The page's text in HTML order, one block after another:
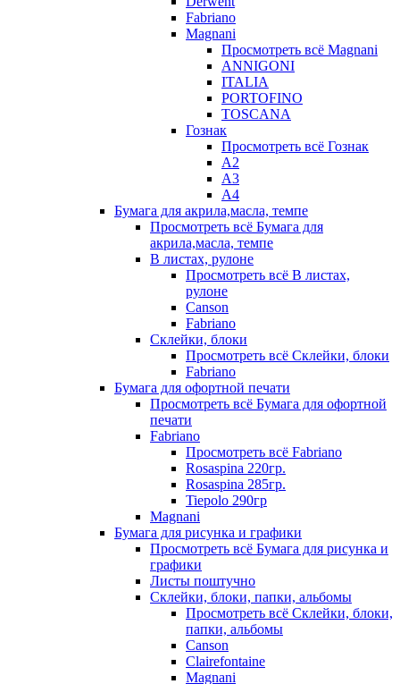
Fabriano
Magnani
Просмотреть всё Magnani
ANNIGONI
ITALIA
PORTOFINO
TOSCANA
Гознак
Просмотреть всё Гознак
А2
А3
А4
Бумага для акрила,масла, темпе
Просмотреть всё Бумага для
акрила,масла, темпе
В листах, рулоне
Просмотреть всё В листах,
рулоне
Canson
Fabriano
Склейки, блоки
Просмотреть всё Склейки, блоки
Fabriano
Бумага для офортной печати
Просмотреть всё Бумага для офортной
печати
Fabriano
Просмотреть всё Fabriano
Rosaspina 220гр.
Rosaspina 285гр.
Tiepolo 290гр
Magnani
Бумага для рисунка и графики
Просмотреть всё Бумага для рисунка и
графики
Листы поштучно
Склейки, блоки, папки, альбомы
Просмотреть всё Склейки, блоки,
папки, альбомы
Canson
Clairefontaine
Magnani